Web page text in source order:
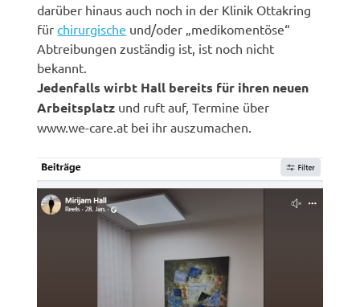
darüber hinaus auch noch in der Klinik Ottakring
fürchirurgische und/oder „medikomentöse“
Abtreibungen zuständig ist, ist noch nicht
bekannt.
Jedenfalls wirbt Hall bereits für ihren neuen
Arbeitsplatz und ruft auf, Termine über
www.we-care.at bei ihr auszumachen.